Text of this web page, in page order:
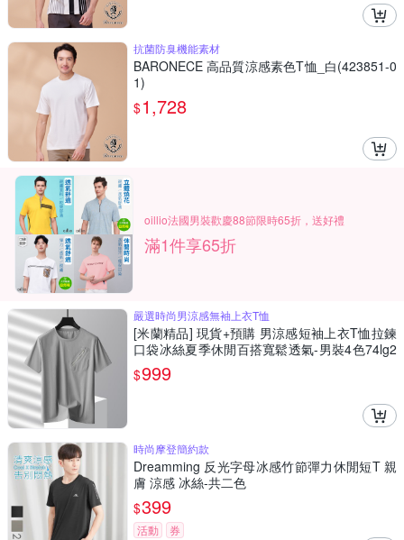
抗菌防臭機能素材
BARONECE 高品質涼感素色T恤_白(423851-0
1)
$1,728
oillio法國男裝歡慶88節限時65折，送好禮
滿1件享65折
嚴選時尚男涼感無袖上衣T恤
[米蘭精品] 現貨+預購 男涼感短袖上衣T恤拉鍊
口袋冰絲夏季休閒百搭寬鬆透氣-男裝4色74lg2
1
$999
時尚摩登簡約款
Dreamming 反光字母冰感竹節彈力休閒短T 親
膚 涼感 冰絲-共二色
$399
活動 券